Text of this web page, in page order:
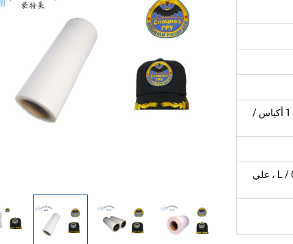
2 أو 4 لفات / الشركة التونسية للملاحة ، 1 أكياس /
ويسترن يونيون ، L / C ، T / T ، D / A ، D / P ، علي